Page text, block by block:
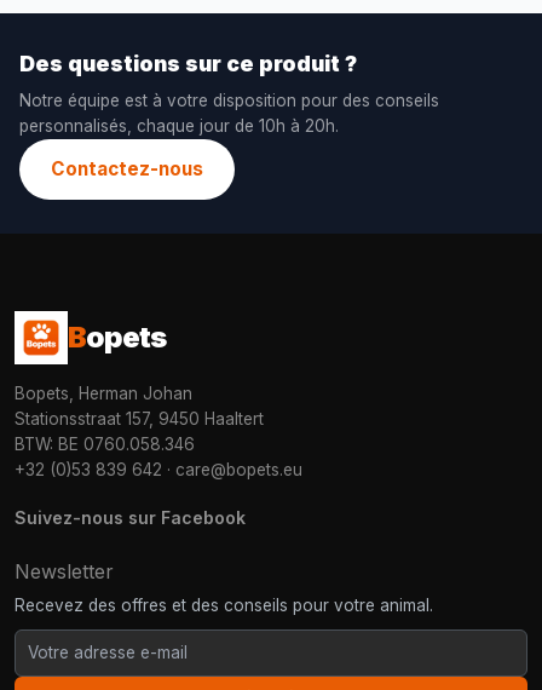
Des questions sur ce produit ?
Notre équipe est à votre disposition pour des conseils
personnalisés, chaque jour de 10h à 20h.
Contactez-nous
Bopets
Bopets, Herman Johan
Stationsstraat 157, 9450 Haaltert
BTW: BE 0760.058.346
+32 (0)53 839 642 · care@bopets.eu
Suivez-nous sur Facebook
Newsletter
Recevez des offres et des conseils pour votre animal.